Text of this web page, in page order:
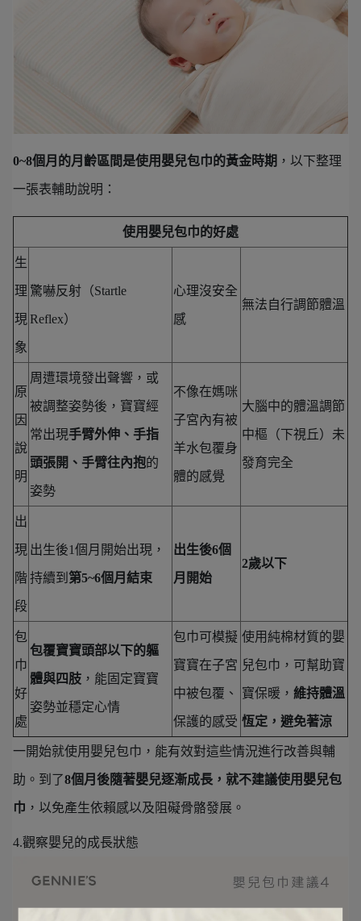
0~8個月的月齡區間是使用嬰兒包巾的黃金時期 ，以下整理
一張表輔助說明：
使用嬰兒包巾的好處
生
理
現
象
驚嚇反射（Startle
Reflex）
心理沒安全
感
無法自行調節體溫
原
因
說
明
周遭環境發出聲響，或
被調整姿勢後，寶寶經
常出現手臂外伸、手指
頭張開、手臂往內抱的
姿勢
不像在媽咪
子宮內有被
羊水包覆身
體的感覺
大腦中的體溫調節
中樞（下視丘）未
發育完全
出
現
階
段
出生後1個月開始出現，
持續到 第5~6個月結束
出生後6個
月開始
2歲以下
包
巾
好
處
包覆寶寶頭部以下的軀
體與四肢 ，能固定寶寶
姿勢並穩定心情
包巾可模擬
寶寶在子宮
中被包覆、
保護的感受
使用純棉材質的嬰
兒包巾，可幫助寶
寶保暖， 維持體溫
恆定，避免著涼
一開始就使用嬰兒包巾，能有效對這些情況進行改善與輔
助。到了8個月後隨著嬰兒逐漸成長，就不建議使用嬰兒包
巾 ，以免產生依賴感以及阻礙骨骼發展。
4.觀察嬰兒的成長狀態